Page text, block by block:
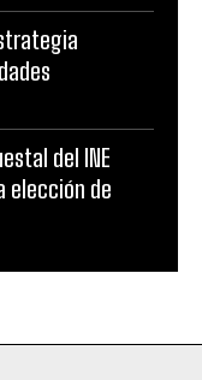
del INE
elección de